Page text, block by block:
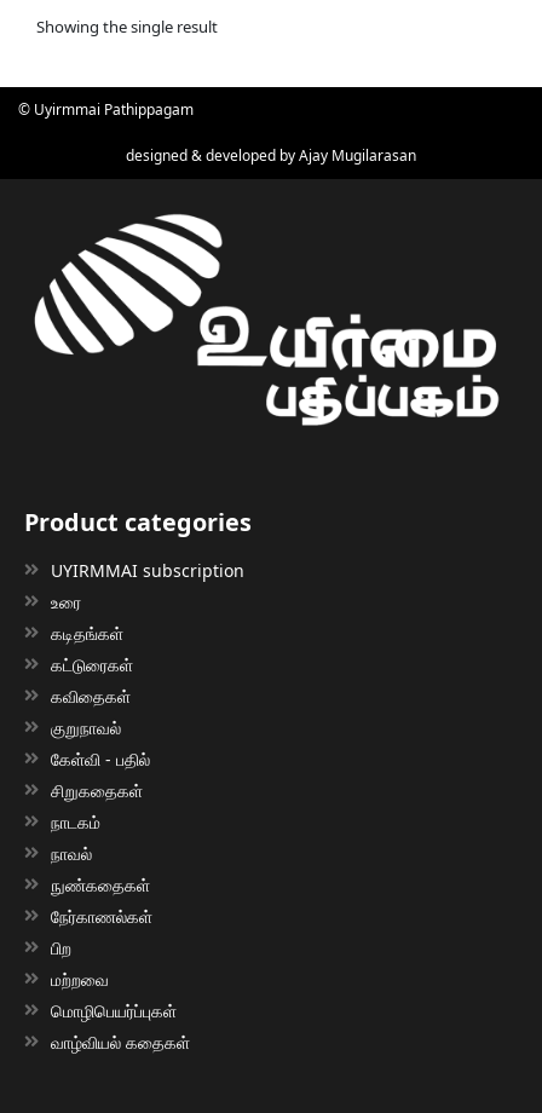
Showing the single result
© Uyirmmai Pathippagam
designed & developed byAjay Mugilarasan
Product categories
UYIRMMAI subscription
உரை
கடிதங்கள்
கட்டுரைகள்
கவிதைகள்
குறுநாவல்
கேள்வி - பதில்
சிறுகதைகள்
நாடகம்
நாவல்
நுண்கதைகள்
நேர்காணல்கள்
பிற
மற்றவை
மொழிபெயர்ப்புகள்
வாழ்வியல் கதைகள்